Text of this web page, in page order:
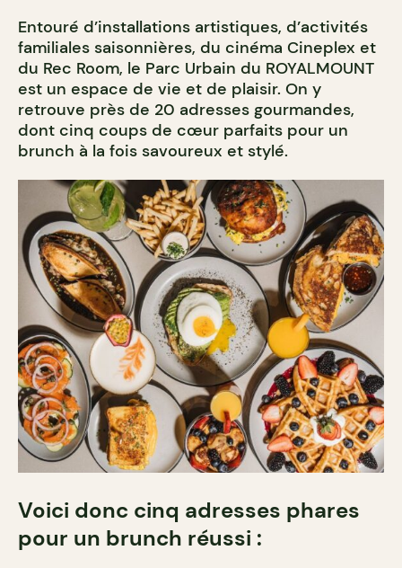
Entouré d’installations artistiques, d’activités
familiales saisonnières, du cinéma Cineplex et
du Rec Room, le Parc Urbain du ROYALMOUNT
est un espace de vie et de plaisir. On y
retrouve près de 20 adresses gourmandes,
dont cinq coups de cœur parfaits pour un
brunch à la fois savoureux et stylé.
Voici donc cinq adresses phares
pour un brunch réussi :